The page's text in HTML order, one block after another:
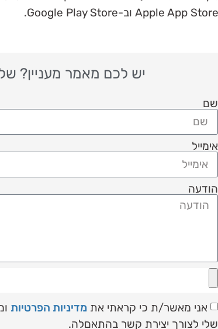
יש לכם מאמר מעניין?
שם
אימייל
הודעה
אני מאשר/ת כי קראתי את מדיניות הפרטיות
שלי לצורך יצירת קשר בהתאםלה.